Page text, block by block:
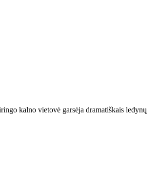
kalno vietovė garsėja dramatiškais ledynų